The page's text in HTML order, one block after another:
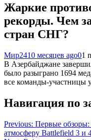
Жаркие
рекорды. Чем
стран СНГ?
Мир2410 месяцев ago01
В Азербайджане
было разыграно 1694
все команды-участницы
Навигация по
Previous: Первые обзоры:
атмосферу Battlefield 3 и